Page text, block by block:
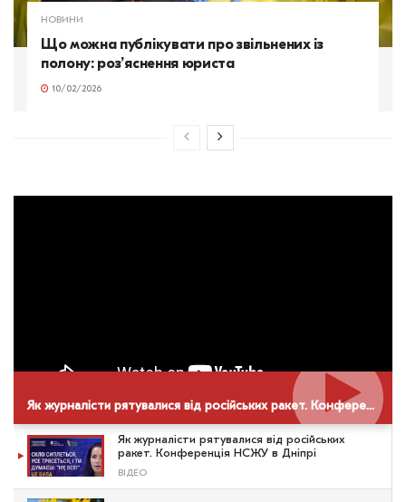
НОВИНИ
Що можна публікувати про звільнених із
полону: роз’яснення юриста
10/02/2026
Як журналісти рятувалися від російських ракет. Конференція НСЖУ в Дніпрі
Як журналісти рятувалися від російських
ракет. Конференція НСЖУ в Дніпрі
ВІДЕО